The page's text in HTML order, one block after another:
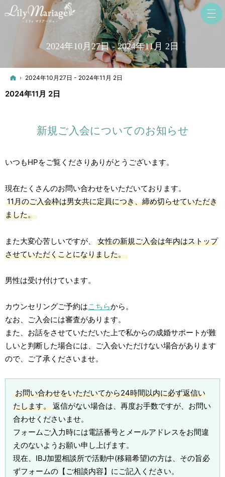
2024年10月27日 - 2024年11月 2日
ホーム
2024年10月27日 - 2024年11月 2日
2024年11月 2日
新規ご入会についてのお知らせ
いつもHPをご覧くださりありがとうございます。
現在たくさんのお問い合わせをいただいております。
11月のご入会枠は男女共に定員につき、締め切らせていただき
ました。
また大変心苦しいですが、
女性の新規ご入会は年内はストップ
させていただくことになりました。
男性は受け付けています。
カウンセリングご予約はこちらから。
なお、ご入会には審査があります。
また、お話をさせていただいた上で私からの成婚サポートが難
しいと判断した場合には、ご入会いただけない場合があります
ので、ご了承くださいませ。
お問い合わせをいただいてから24時間以内に必ず返信い
たします。返信がない場合は、再度お手数ですが、お問い
合わせくださいませ。
フォームご入力時には電話番号とメールアドレスをお間違
えのないようお願い申し上げます。
現在、IBJ加盟相談所で活動中(移籍希望)の方は、その旨必
ずフォームの【ご相談内容】にご記入ください。